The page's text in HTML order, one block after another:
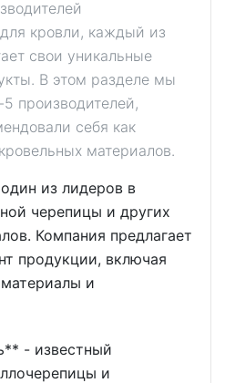
кровли, каждый из
свои уникальные
В этом разделе мы
производителей,
себя как
материалов.
из лидеров в
черепицы и других
Компания предлагает
продукции, включая
и
- известный
и